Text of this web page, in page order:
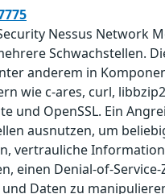
Nessus Network
Schwachstellen.
anderem in
wie c-ares, curl,
und OpenSSL. Ein
ausnutzen, um
vertrauliche
einen Denial-of-
Daten zu